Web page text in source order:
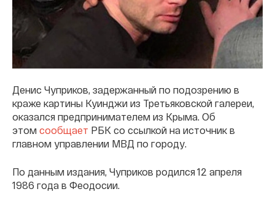
Денис Чуприков, задержанный по подозрению в
краже картины Куинджи из Третьяковской галереи,
оказался предпринимателем из Крыма. Об
этом сообщает РБК со ссылкой на источник в
главном управлении МВД по городу.
По данным издания, Чуприков родился 12 апреля
1986 года в Феодосии.